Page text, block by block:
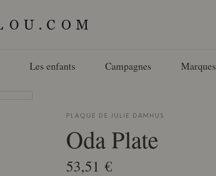
Les enfants Campagnes Marques
PLAQUE DE JULIE DAMHUS
Oda Plate
53,51 €